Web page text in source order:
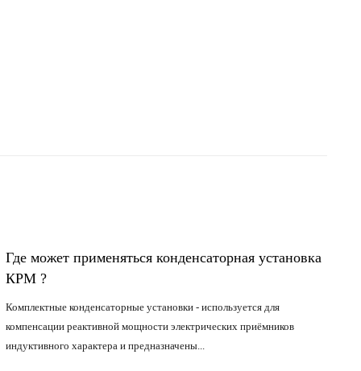
Где может применяться конденсаторная установка
КРМ ?
Комплектные конденсаторные установки - используется для
компенсации реактивной мощности электрических приёмников
индуктивного характера и предназначены...